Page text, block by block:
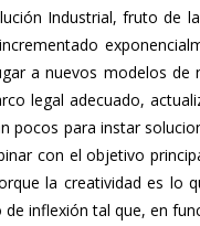
Industrial, fruto de
a nuevos modelos
legal adecuado,
para instar
con el objetivo
la creatividad es
inflexión tal que, en